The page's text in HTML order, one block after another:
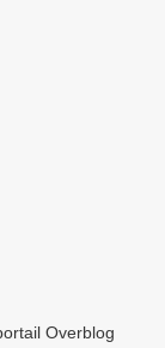
Overblog